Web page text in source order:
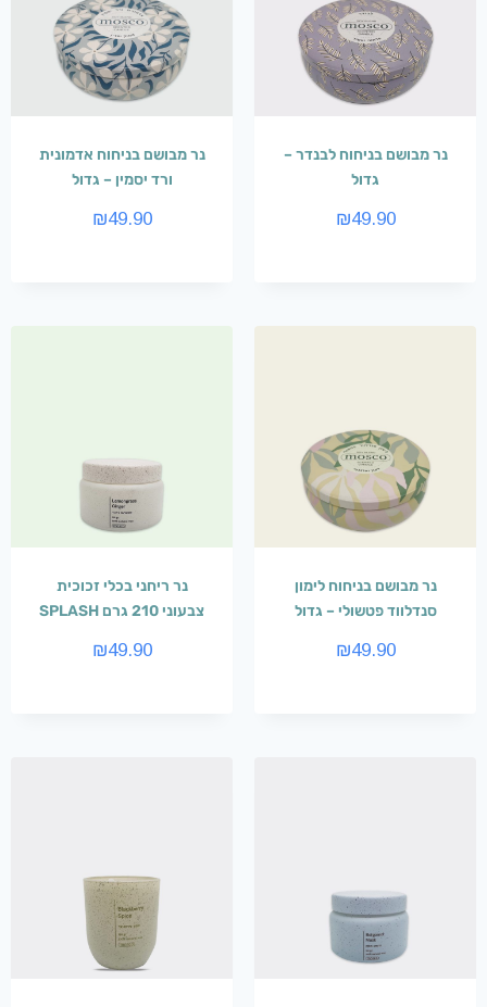
נר מבושם בניחוח לבנדר –
גדול
₪49.90
נר מבושם בניחוח אדמונית
ורד יסמין – גדול
₪49.90
נר מבושם בניחוח לימון
סנדלווד פטשולי – גדול
₪49.90
נר ריחני בכלי זכוכית
צבעוני 210 גרם SPLASH
₪49.90